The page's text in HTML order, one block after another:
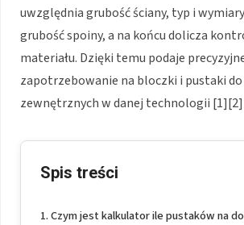
uwzględnia grubość ściany, typ i
grubość spoiny, a na końcu dolicza
materiału. Dzięki temu podaje
zapotrzebowanie na bloczki i pustaki
zewnętrznych w danej technologii
Spis treści
Czym jest kalkulator ile pustaków na